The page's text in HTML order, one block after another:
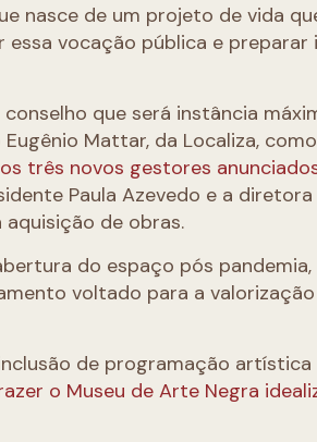
nasce de um projeto de vida
vocação pública e preparar
que será instância
Mattar, da Localiza,
os três novos gestores
Paula Azevedo e a
de obras.
do espaço pós
voltado para a
de programação
o Museu de Arte Negra